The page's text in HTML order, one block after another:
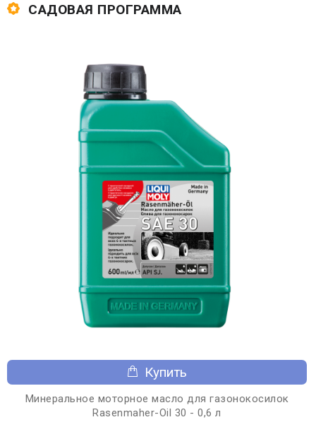
САДОВАЯ ПРОГРАММА
Купить
Минеральное моторное масло для газонокосилок
Rasenmaher-Oil 30 - 0,6 л